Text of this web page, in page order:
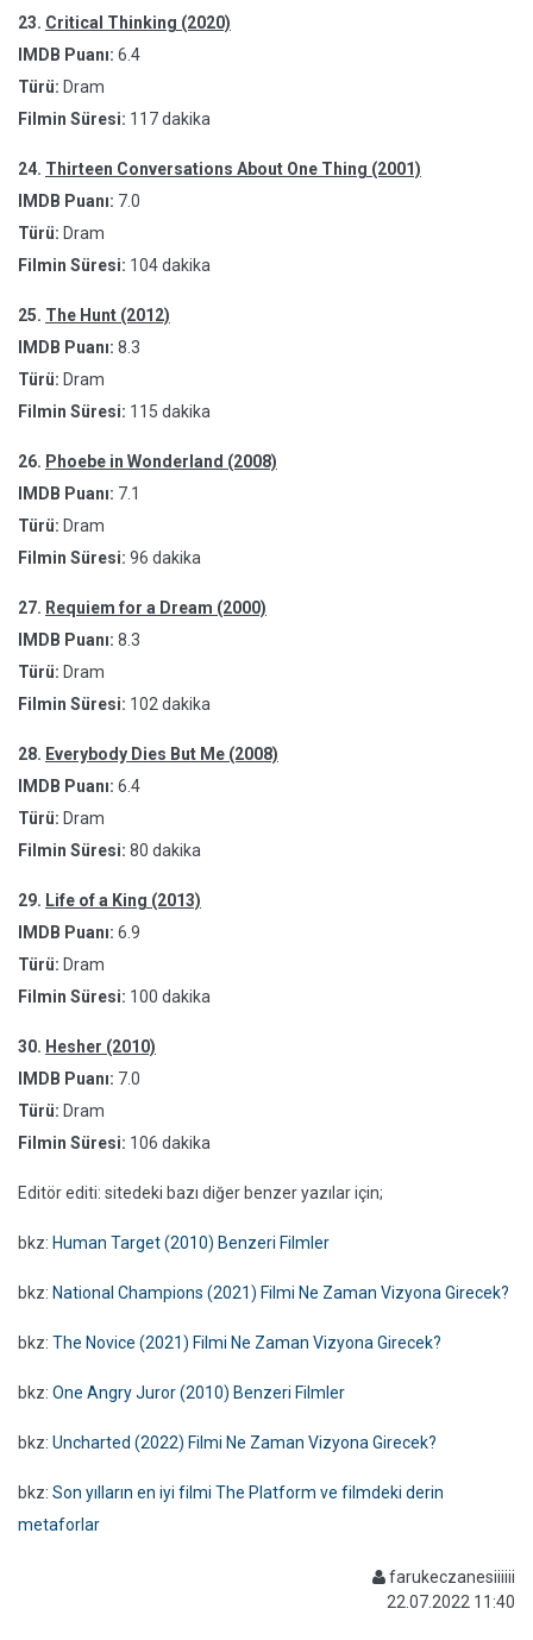
23. Critical Thinking (2020)
IMDB Puanı: 6.4
Türü: Dram
Filmin Süresi: 117 dakika
24. Thirteen Conversations About One Thing (2001)
IMDB Puanı: 7.0
Türü: Dram
Filmin Süresi: 104 dakika
25. The Hunt (2012)
IMDB Puanı: 8.3
Türü: Dram
Filmin Süresi: 115 dakika
26. Phoebe in Wonderland (2008)
IMDB Puanı: 7.1
Türü: Dram
Filmin Süresi: 96 dakika
27. Requiem for a Dream (2000)
IMDB Puanı: 8.3
Türü: Dram
Filmin Süresi: 102 dakika
28. Everybody Dies But Me (2008)
IMDB Puanı: 6.4
Türü: Dram
Filmin Süresi: 80 dakika
29. Life of a King (2013)
IMDB Puanı: 6.9
Türü: Dram
Filmin Süresi: 100 dakika
30. Hesher (2010)
IMDB Puanı: 7.0
Türü: Dram
Filmin Süresi: 106 dakika
Editör editi: sitedeki bazı diğer benzer yazılar için;
bkz: Human Target (2010) Benzeri Filmler
bkz: National Champions (2021) Filmi Ne Zaman Vizyona Girecek?
bkz: The Novice (2021) Filmi Ne Zaman Vizyona Girecek?
bkz: One Angry Juror (2010) Benzeri Filmler
bkz: Uncharted (2022) Filmi Ne Zaman Vizyona Girecek?
bkz: Son yılların en iyi filmi The Platform ve filmdeki derin
metaforlar
farukeczanesiiiiii
22.07.2022 11:40